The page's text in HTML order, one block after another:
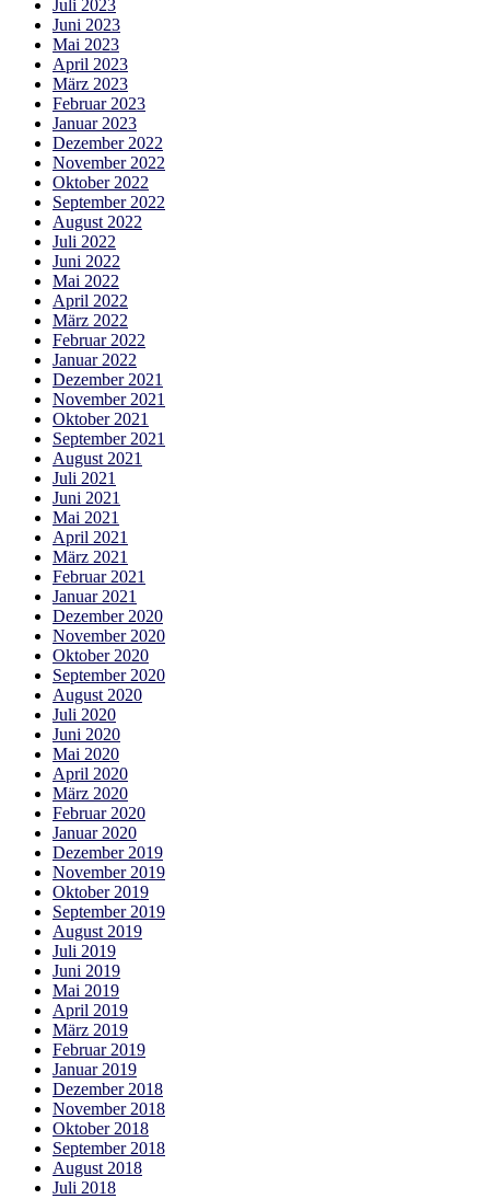
Juli 2023
Juni 2023
Mai 2023
April 2023
März 2023
Februar 2023
Januar 2023
Dezember 2022
November 2022
Oktober 2022
September 2022
August 2022
Juli 2022
Juni 2022
Mai 2022
April 2022
März 2022
Februar 2022
Januar 2022
Dezember 2021
November 2021
Oktober 2021
September 2021
August 2021
Juli 2021
Juni 2021
Mai 2021
April 2021
März 2021
Februar 2021
Januar 2021
Dezember 2020
November 2020
Oktober 2020
September 2020
August 2020
Juli 2020
Juni 2020
Mai 2020
April 2020
März 2020
Februar 2020
Januar 2020
Dezember 2019
November 2019
Oktober 2019
September 2019
August 2019
Juli 2019
Juni 2019
Mai 2019
April 2019
März 2019
Februar 2019
Januar 2019
Dezember 2018
November 2018
Oktober 2018
September 2018
August 2018
Juli 2018